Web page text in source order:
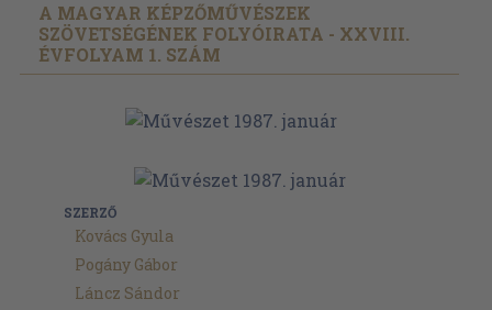
A MAGYAR KÉPZŐMŰVÉSZEK
SZÖVETSÉGÉNEK FOLYÓIRATA - XXVIII.
ÉVFOLYAM 1. SZÁM
SZERZŐ
Kovács Gyula
Pogány Gábor
Láncz Sándor